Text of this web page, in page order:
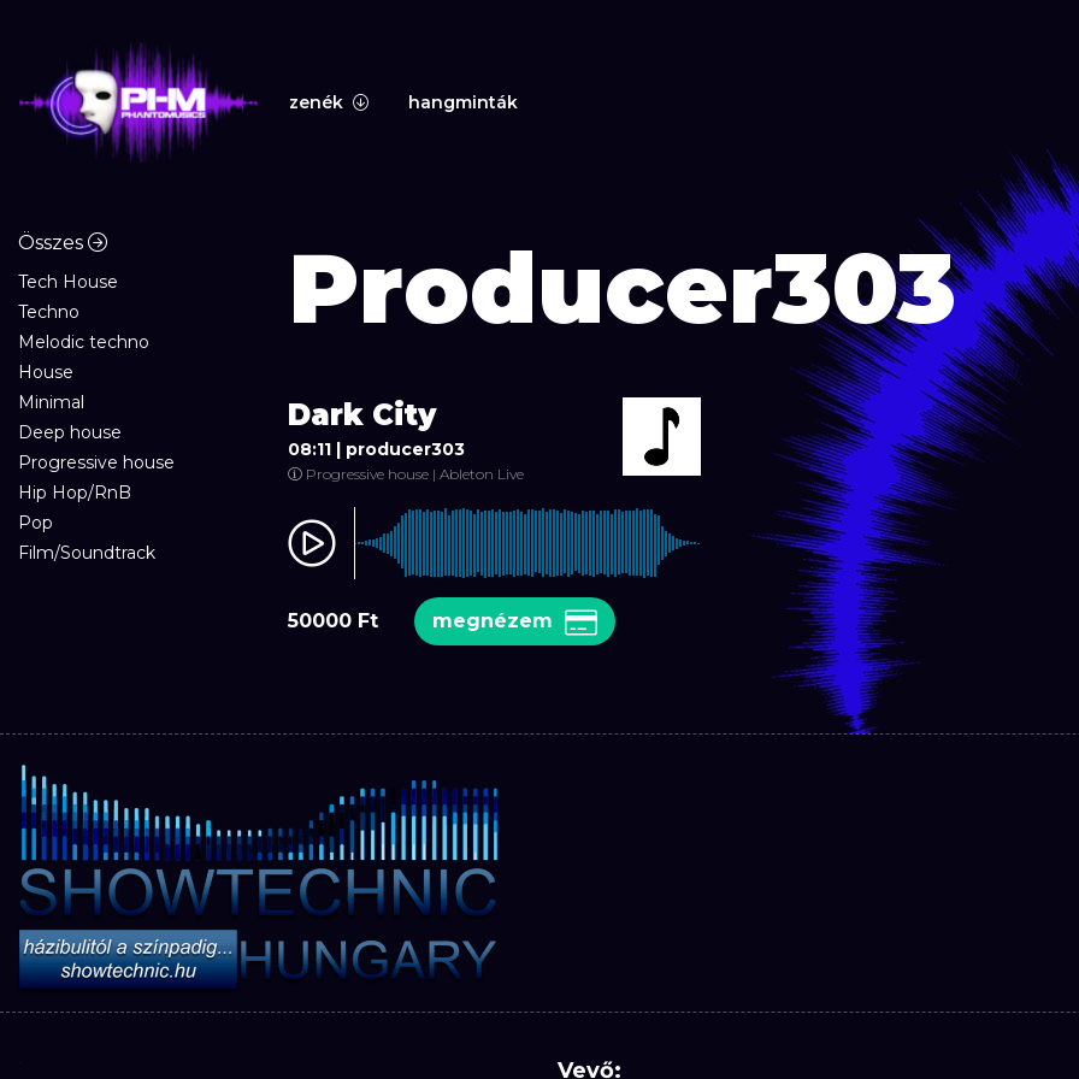
zenék hangminták
Összes
Tech House
Techno
Melodic techno
House
Minimal
Deep house
Progressive house
Hip Hop/RnB
Pop
Film/Soundtrack
Producer303
Dark City
08:11 | producer303
Progressive house | Ableton Live
50000 Ft megnézem
Vevő: